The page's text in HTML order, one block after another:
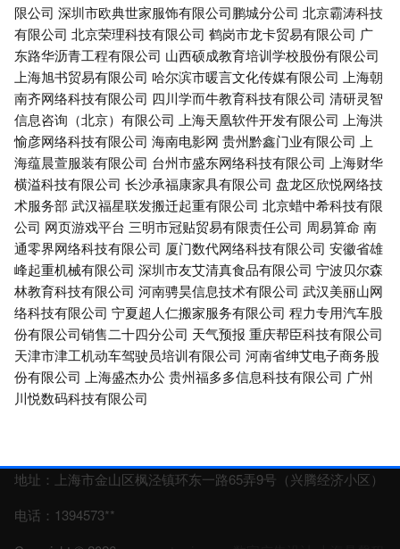
限公司 深圳市欧典世家服饰有限公司鹏城分公司 北京霸涛科技
有限公司 北京荣理科技有限公司 鹤岗市龙卡贸易有限公司 广
东路华沥青工程有限公司 山西硕成教育培训学校股份有限公司
上海旭书贸易有限公司 哈尔滨市暖言文化传媒有限公司 上海朝
南齐网络科技有限公司 四川学而牛教育科技有限公司 清研灵智
信息咨询（北京）有限公司 上海天凰软件开发有限公司 上海洪
愉彦网络科技有限公司 海南电影网 贵州黔鑫门业有限公司 上
海蕴晨萱服装有限公司 台州市盛东网络科技有限公司 上海财华
横溢科技有限公司 长沙承福康家具有限公司 盘龙区欣悦网络技
术服务部 武汉福星联发搬迁起重有限公司 北京蜡中希科技有限
公司 网页游戏平台 三明市冠贴贸易有限责任公司 周易算命 南
通零界网络科技有限公司 厦门数代网络科技有限公司 安徽省雄
峰起重机械有限公司 深圳市友艾清真食品有限公司 宁波贝尔森
林教育科技有限公司 河南骋昊信息技术有限公司 武汉美丽山网
络科技有限公司 宁夏超人仁搬家服务有限公司 程力专用汽车股
份有限公司销售二十四分公司 天气预报 重庆帮臣科技有限公司
天津市津工机动车驾驶员培训有限公司 河南省绅艾电子商务股
份有限公司 上海盛杰办公 贵州福多多信息科技有限公司 广州
川悦数码科技有限公司
地址：上海市金山区枫泾镇环东一路65弄9号（兴腾经济小区）
电话：1394573**